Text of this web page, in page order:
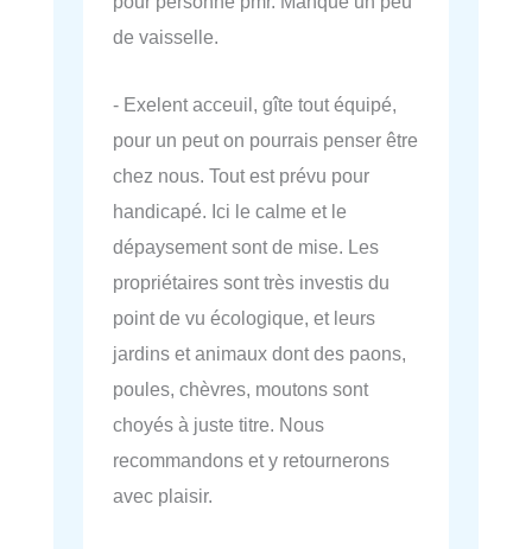
de vaisselle.
- Exelent acceuil, gîte tout équipé,
pour un peut on pourrais penser être
chez nous. Tout est prévu pour
handicapé. Ici le calme et le
dépaysement sont de mise. Les
propriétaires sont très investis du
point de vu écologique, et leurs
jardins et animaux dont des paons,
poules, chèvres, moutons sont
choyés à juste titre. Nous
recommandons et y retournerons
avec plaisir.